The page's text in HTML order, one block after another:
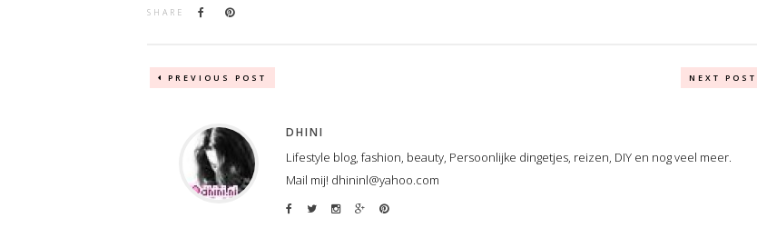
SHARE
PREVIOUS POST NEXT POST
DHINI
Lifestyle blog, fashion, beauty, Persoonlijke dingetjes, reizen, DIY en nog veel meer.
Mail mij! dhininl@yahoo.com